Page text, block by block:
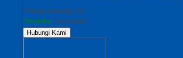
*Harga Hubungi CS
Tersedia / prs kodok
Hubungi Kami